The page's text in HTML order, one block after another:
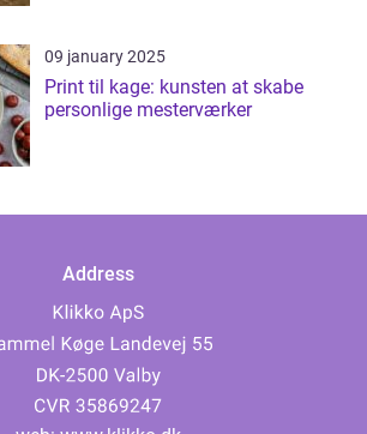
09 january 2025
Print til kage: kunsten at skabe
personlige mesterværker
Address